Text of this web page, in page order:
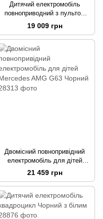
Дитячий електромобіль
повноприводний з пультом
Buggy XM 603 4x4
19 009 грн
Двомісний повнопривідний
електромобіль для дітей
Mercedes AMG G63 Чорний
21 459 грн